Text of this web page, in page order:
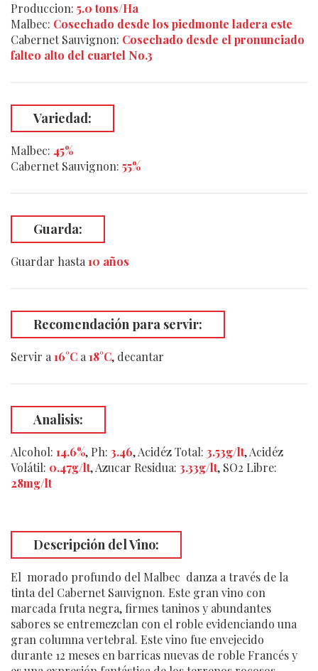
Produccion: 5.0 tons/Ha
Malbec: Cosechado desde los piedmonte ladera este
Cabernet Sauvignon: Cosechado desde el pronunciado
falteo alto del cuartel No.3
Variedad:
Malbec: 45%
Cabernet Sauvignon: 55%
Guarda:
Guardar hasta10 años
Recomendación para servir:
Servir a16°C a18°C, decantar
Analisis:
Alcohol: 14.6%, Ph: 3.46,Acidéz Total: 3.53g/lt,Acidéz
Volátil: 0.47g/lt,Azucar Residua: 3.33g/lt, SO2 Libre:
28mg/lt
Descripción del Vino:
El morado profundo del Malbec danza a través de la
tinta del Cabernet Sauvignon. Este gran vino con
marcada fruta negra, firmes taninos y abundantes
sabores se entremezclan con el roble evidenciando una
gran columna vertebral. Este vino fue envejecido
durante 12 meses en barricas nuevas de roble Francés y